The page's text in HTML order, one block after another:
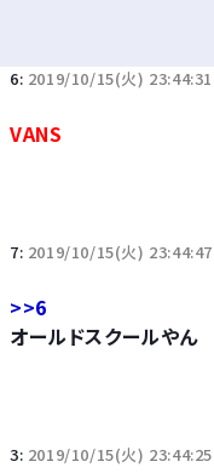
6: 2019/10/15(火)
VANS
7: 2019/10/15(火)
>>6
オールドスクールやん
3: 2019/10/15(火)